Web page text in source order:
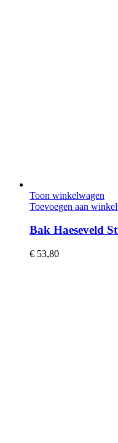
Toon winkelwagen
Toevoegen aan
Bak Haeseveld
€ 53,80